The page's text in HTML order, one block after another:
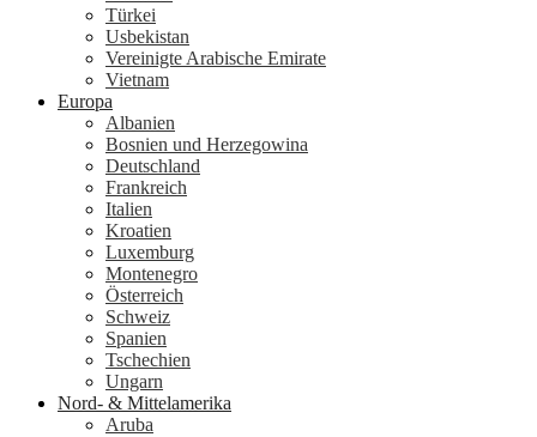
Türkei
Usbekistan
Vereinigte Arabische Emirate
Vietnam
Europa
Albanien
Bosnien und Herzegowina
Deutschland
Frankreich
Italien
Kroatien
Luxemburg
Montenegro
Österreich
Schweiz
Spanien
Tschechien
Ungarn
Nord- & Mittelamerika
Aruba